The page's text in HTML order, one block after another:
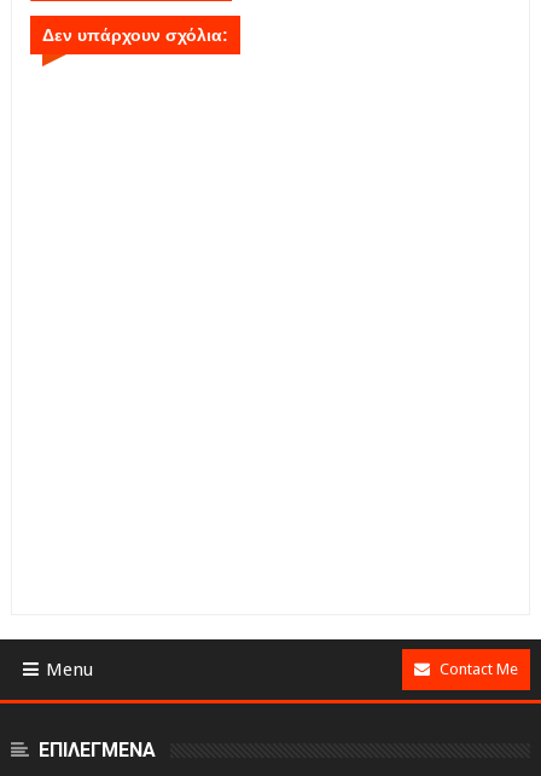
Δεν υπάρχουν σχόλια:
Menu Contact Me
ΕΠΙΛΕΓΜΕΝΑ